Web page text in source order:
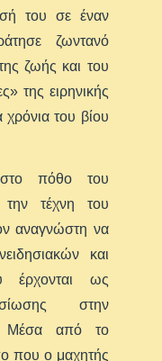
του σε έναν
ζωντανό
ζωής και του
της ειρηνικής
του βίου
πόθο του
την τέχνη του
αναγνώστη να
και
έρχονται ως
στην
Μέσα από το
που ο μαχητής